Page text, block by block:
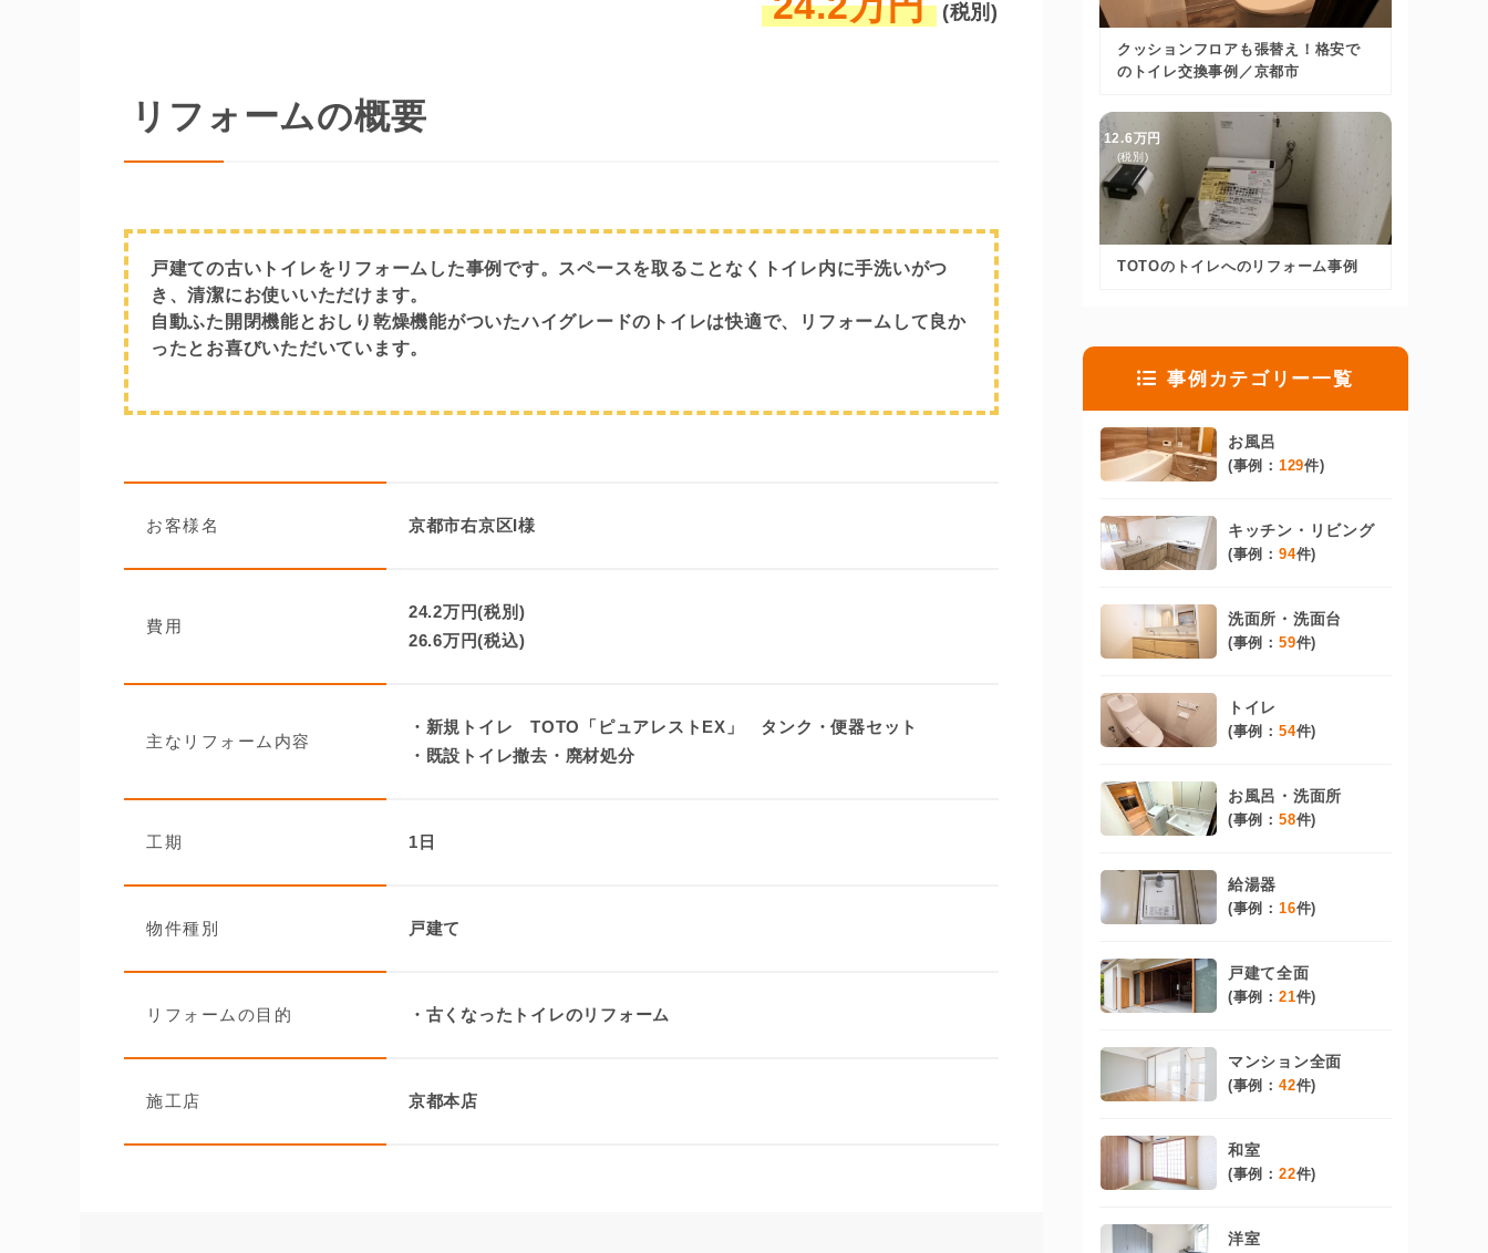
(税別)
リフォームの概要
戸建ての古いトイレをリフォームした事例です。スペースを取ることなくトイレ内に手洗いがつ
き、清潔にお使いいただけます。
自動ふた開閉機能とおしり乾燥機能がついたハイグレードのトイレは快適で、リフォームして良か
ったとお喜びいただいています。
お客様名 京都市右京区I様
費用
24.2万円(税別)
26.6万円(税込)
主なリフォーム内容
・新規トイレ TOTO「ピュアレストEX」 タンク・便器セット
・既設トイレ撤去・廃材処分
工期 1日
物件種別 戸建て
リフォームの目的 ・古くなったトイレのリフォーム
施工店 京都本店
クッションフロアも張替え！格安で
のトイレ交換事例／京都市
12.6万円
(税別)
TOTOのトイレへのリフォーム事例
事例カテゴリー一覧
お風呂
(事例： 129件)
キッチン・リビング
(事例： 94件)
洗面所・洗面台
(事例： 59件)
トイレ
(事例： 54件)
お風呂・洗面所
(事例： 58件)
給湯器
(事例： 16件)
戸建て全面
(事例： 21件)
マンション全面
(事例： 42件)
和室
(事例： 22件)
洋室